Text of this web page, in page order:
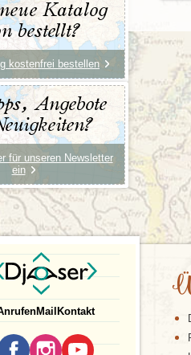
Katalog
bestellt?
kostenfrei bestellen
Angebote
für unseren Newsletter
ein
Mail Kontakt